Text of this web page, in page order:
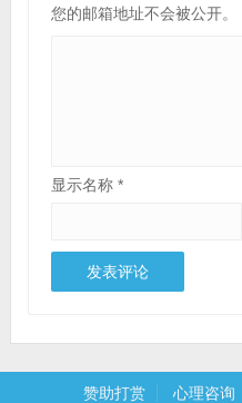
您的邮箱地址不会被公开。
显示名称 *
赞助打赏 心理咨询